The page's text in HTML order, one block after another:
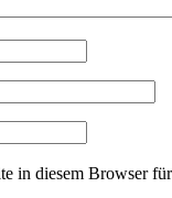
in diesem Browser